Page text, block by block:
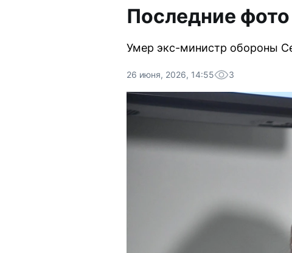
Последние
Умер экс-министр обороны
26 июня, 2026, 14:55 3